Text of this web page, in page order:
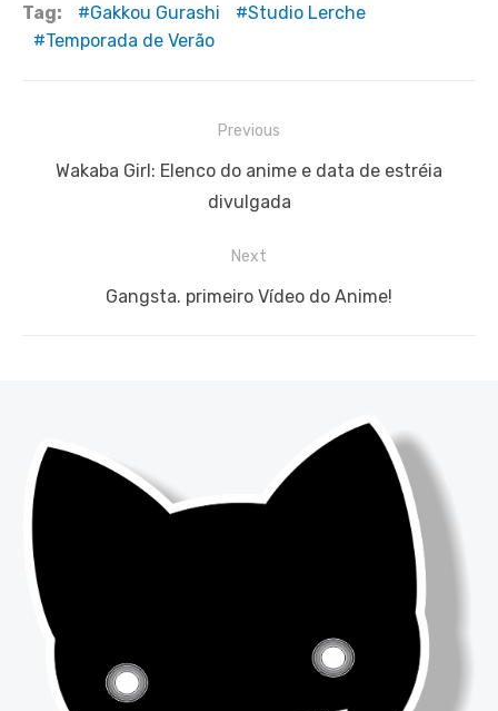
Tag: Gakkou Gurashi
Studio Lerche
Temporada de Verão
Previous
Previous
Wakaba Girl: Elenco do anime e data de estréia
divulgada
Next
Next
Gangsta. primeiro Vídeo do Anime!